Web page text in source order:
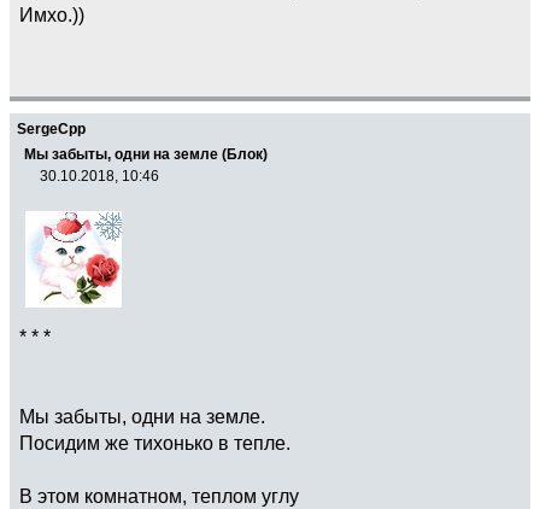
Имхо.))
SergeCpp
Мы забыты, одни на земле (Блок)
30.10.2018, 10:46
* * *
Мы забыты, одни на земле.
Посидим же тихонько в тепле.
В этом комнатном, теплом углу